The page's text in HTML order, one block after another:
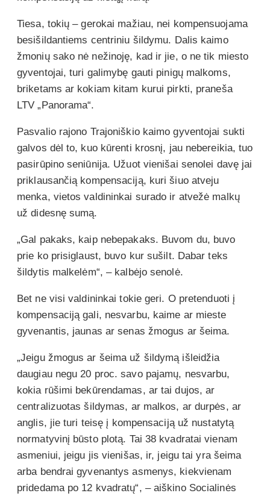
Tiesa, tokių – gerokai mažiau, nei kompensuojama
besišildantiems centriniu šildymu. Dalis kaimo
žmonių sako nė nežinoję, kad ir jie, o ne tik miesto
gyventojai, turi galimybę gauti pinigų malkoms,
briketams ar kokiam kitam kurui pirkti, praneša
LTV „Panorama“.
Pasvalio rajono Trajoniškio kaimo gyventojai sukti
galvos dėl to, kuo kūrenti krosnį, jau nebereikia, tuo
pasirūpino seniūnija. Užuot vienišai senolei davę jai
priklausančią kompensaciją, kuri šiuo atveju
menka, vietos valdininkai surado ir atvežė malkų
už didesnę sumą.
„Gal pakaks, kaip nebepakaks. Buvom du, buvo
prie ko prisiglaust, buvo kur sušilt. Dabar teks
šildytis malkelėm“, – kalbėjo senolė.
Bet ne visi valdininkai tokie geri. O pretenduoti į
kompensaciją gali, nesvarbu, kaime ar mieste
gyvenantis, jaunas ar senas žmogus ar šeima.
„Jeigu žmogus ar šeima už šildymą išleidžia
daugiau negu 20 proc. savo pajamų, nesvarbu,
kokia rūšimi bekūrendamas, ar tai dujos, ar
centralizuotas šildymas, ar malkos, ar durpės, ar
anglis, jie turi teisę į kompensaciją už nustatytą
normatyvinį būsto plotą. Tai 38 kvadratai vienam
asmeniui, jeigu jis vienišas, ir, jeigu tai yra šeima
arba bendrai gyvenantys asmenys, kiekvienam
pridedama po 12 kvadratų“, – aiškino Socialinės